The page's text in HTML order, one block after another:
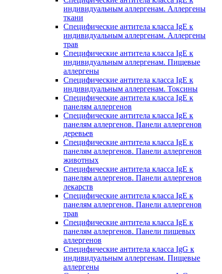
индивидуальным аллергенам. Аллергены
ткани
Специфические антитела класса IgE к
индивидуальным аллергенам. Аллергены
трав
Специфические антитела класса IgE к
индивидуальным аллергенам. Пищевые
аллергены
Специфические антитела класса IgE к
индивидуальным аллергенам. Токсины
Специфические антитела класса IgE к
панелям аллергенов
Специфические антитела класса IgE к
панелям аллергенов. Панели аллергенов
деревьев
Специфические антитела класса IgE к
панелям аллергенов. Панели аллергенов
животных
Специфические антитела класса IgE к
панелям аллергенов. Панели аллергенов
лекарств
Специфические антитела класса IgE к
панелям аллергенов. Панели аллергенов
трав
Специфические антитела класса IgE к
панелям аллергенов. Панели пищевых
аллергенов
Специфические антитела класса IgG к
индивидуальным аллергенам. Пищевые
аллергены